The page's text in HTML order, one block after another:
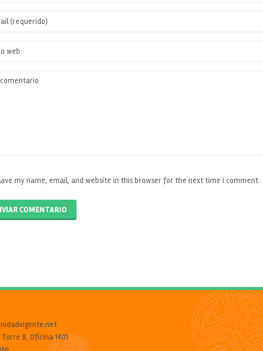
my name, email, and website in this browser for the next time I comment.
COMENTARIO
B, Oficina 1401